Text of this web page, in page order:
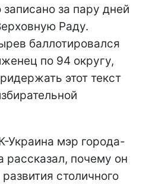
за пару дней
Раду.
баллотировался
по 94 округу,
этот текст
Украина мэр города-
рассказал, почему он
столичного